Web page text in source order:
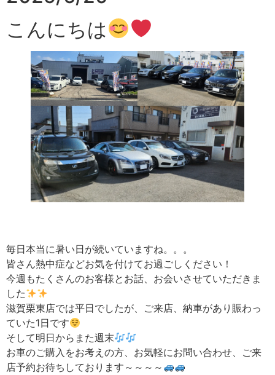
こんにちは
毎日本当に暑い日が続いていますね。。。
皆さん熱中症などお気を付けてお過ごしください！
今週もたくさんのお客様とお話、お会いさせていただきま
した
滋賀栗東店では平日でしたが、ご来店、納車があり賑わっ
ていた1日です
そして明日からまた週末
お車のご購入をお考えの方、お気軽にお問い合わせ、ご来
店予約お待ちしております～～～～